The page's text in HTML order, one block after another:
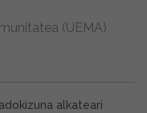
(UEMA)
alkateari